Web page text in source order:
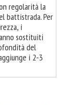
regolarità la
battistrada. Per
i
sostituiti
del
i 2-3